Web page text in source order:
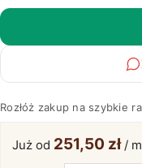
Rozłóż zakup na szybkie
Już od 251,50 zł/